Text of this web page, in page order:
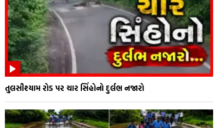
તુલસીશ્યામ રોડ પર ચાર સિંહોનો દુર્લભ નજારો